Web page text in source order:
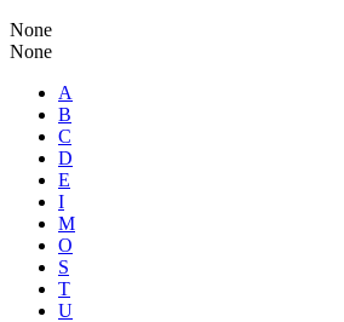
None
None
A
B
C
D
E
I
M
O
S
T
U